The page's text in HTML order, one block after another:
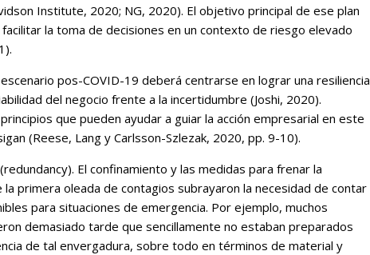
Institute, 2020; NG, 2020). El objetivo principal de ese plan
la toma de decisiones en un contexto de riesgo elevado
pos-COVID-19 deberá centrarse en lograr una resiliencia
del negocio frente a la incertidumbre (Joshi, 2020).
que pueden ayudar a guiar la acción empresarial en este
(Reese, Lang y Carlsson-Szlezak, 2020, pp. 9-10).
El confinamiento y las medidas para frenar la
primera oleada de contagios subrayaron la necesidad de contar
para situaciones de emergencia. Por ejemplo, muchos
demasiado tarde que sencillamente no estaban preparados
de tal envergadura, sobre todo en términos de material y